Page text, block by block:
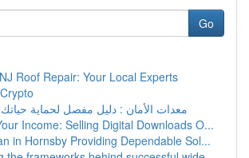
Go
Roof Repair: Your Local Experts
معدات الأمان : دليل مفصل لحماية
Income: Selling Digital Downloads O...
in Hornsby Providing Dependable Sol...